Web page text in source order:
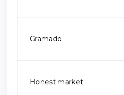
Gramado
Honest market